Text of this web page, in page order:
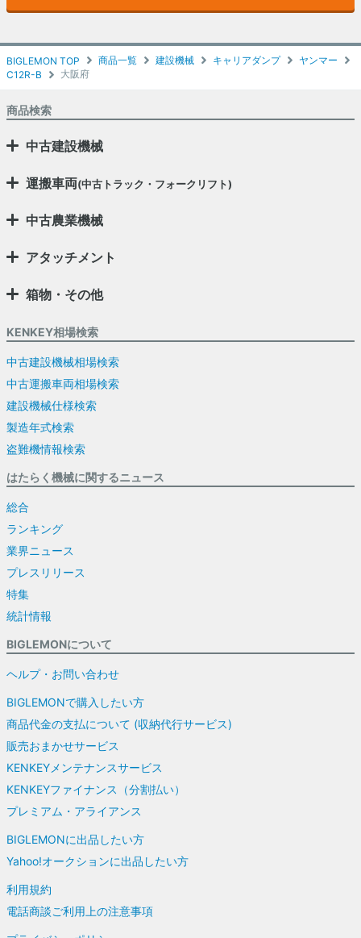
BIGLEMON TOP 商品一覧 建設機械 キャリアダンプ
ヤンマー
C12R-B
大阪府
商品検索
中古建設機械
運搬車両(中古トラック・フォークリフト)
中古農業機械
アタッチメント
箱物・その他
KENKEY相場検索
中古建設機械相場検索
中古運搬車両相場検索
建設機械仕様検索
製造年式検索
盗難機情報検索
はたらく機械に関するニュース
総合
ランキング
業界ニュース
プレスリリース
特集
統計情報
BIGLEMONについて
ヘルプ・お問い合わせ
BIGLEMONで購入したい方
商品代金の支払について (収納代行サービス)
販売おまかせサービス
KENKEYメンテナンスサービス
KENKEYファイナンス（分割払い）
プレミアム・アライアンス
BIGLEMONに出品したい方
Yahoo!オークションに出品したい方
利用規約
電話商談ご利用上の注意事項